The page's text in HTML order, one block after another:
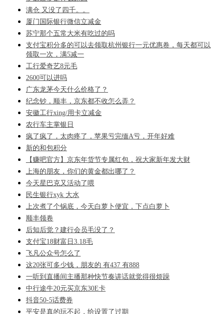
满仓 又没了四千。。
厦门国际银行微信立减金
苏宁那个五常大米有吃过的吗
支付宝积分多的可以去领取杭州银行一元优惠卷，每天都可以
领取一次，满5减一
工行爱奇艺8元毛
2600可以进吗
广东龙茅今天什么价格了？
纪念钞，顺丰，京东都不收怎么弄？
安徽工行xing/用卡立减金
农行车主掌银日
疯了疯了，太肉疼了，苹果亏完缅A亏，开年好难
新的和包积分
【赚吧官方】京东年货节专属红包，祝大家新年发大财
上海的朋友，你们的黄金都出哪了？
今天星巴克又活动了喂
民生银行xyk 大水
上次煮了个锅底，今天白萝卜便宜，下点白萝卜
顺丰领卷
后知后觉？建行会员毛没了？
支付宝18财富日3.18毛
飞凡公众号怎么了
这20张可多少钱，朋友的 有437 有888
一听到直播间主播那种快节奏讲话就觉得很烦躁
中行途牛20元买京东30E卡
抖音50-5话费券
平安是真的玩不起，给设置了过期